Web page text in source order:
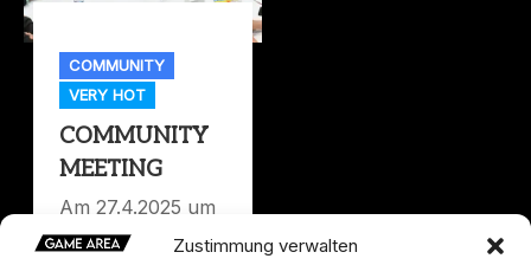
Zustimmung verwalten
COMMUNITY
VERY HOT
COMMUNITY
MEETING
Am 27.4.2025 um
19 Uhr ist es